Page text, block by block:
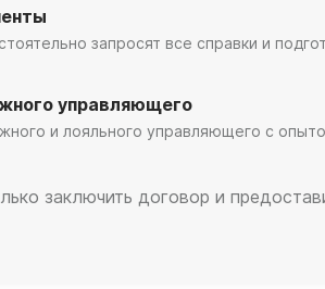
запросят все справки и
управляющего
и лояльного управляющего с
заключить договор и